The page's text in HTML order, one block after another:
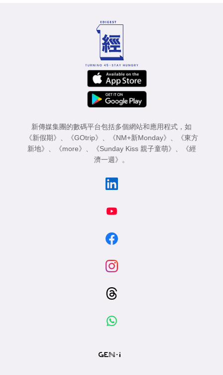
新傳媒集團的數碼平台包括多個網站和應用程式，如
《新假期》
《GOtrip》 《NM+新Monday》
《東方
新地》
《more》 《Sunday Kiss 親子童萌》
《經
濟一週》
。